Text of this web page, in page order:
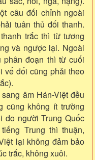
câu đối chỉnh ngoài
tuân thủ đối thanh.
trắc thì từ tương
và ngược lại. Ngoài
đoạn thì từ cuối
vế đối cũng phải theo
âm Hán-Việt đều
cũng không ít trường
do người Trung Quốc
Trung thì thuận,
lại không đảm bảo
trắc, không xuôi.